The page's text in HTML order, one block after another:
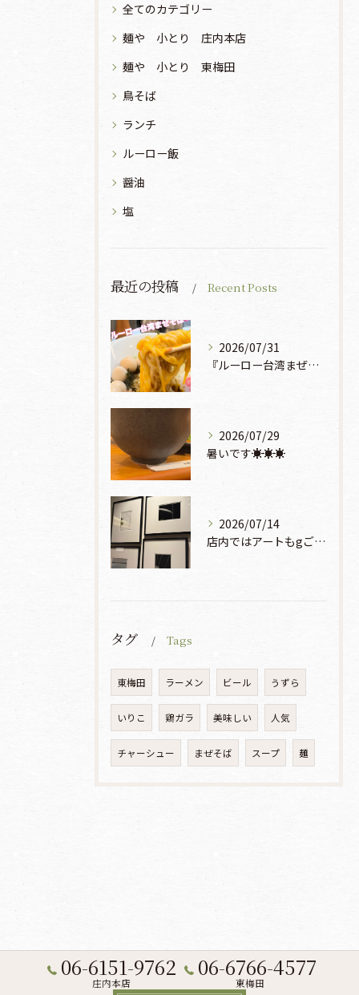
全てのカテゴリー
麺や 小とり 庄内本店
麺や 小とり 東梅田
鳥そば
ランチ
ルーロー飯
醤油
塩
最近の投稿 Recent Posts
2026/07/31
『ルーロー台湾まぜそば』930円🍜🫧
2026/07/29
暑いです☀️☀️☀️
2026/07/14
店内ではアートもgご鑑賞いただけます♡♡♡
タグ Tags
東梅田 ラーメン ビール うずら
いりこ 鶏ガラ 美味しい 人気
チャーシュー まぜそば スープ 麺
06-6151-9762
庄内本店
06-6766-4577
東梅田